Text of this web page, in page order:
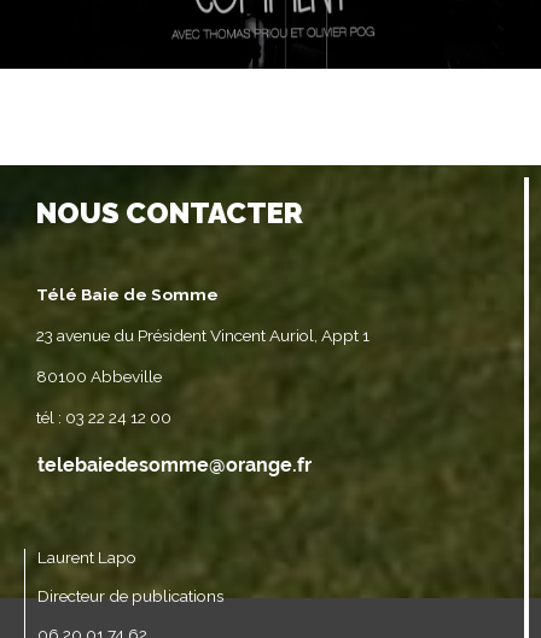
NOUS CONTACTER
Télé Baie de Somme
23 avenue du Président Vincent Auriol, Appt 1
80100 Abbeville
tél : 03 22 24 12 00
Laurent Lapo
Directeur de publications